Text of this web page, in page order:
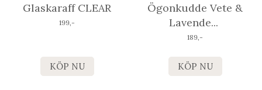
Glaskaraff CLEAR
199,-
KÖP NU
Ögonkudde Vete &
Lavende...
189,-
KÖP NU